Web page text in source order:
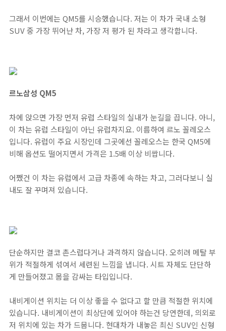
그래서 이번에는 QM5를 시승했습니다. 저는 이 차가 국내 소형
SUV 중 가장 뛰어난 차, 가장 저 평가 된 차라고 생각합니다.
르노삼성 QM5
차에 앉으면 가장 먼저 유럽 스타일의 실내가 눈길을 끕니다. 아니,
이 차는 유럽 스타일이 아닌 유럽차지요. 이름하여 르노 꼴레오스
입니다. 유럽이 주요 시장인데 그곳에선 꼴레오스는 한국 QM5에
비해 옵션도 떨어지면서 가격은 1.5배 이상 비쌉니다.
어쨌건 이 차는 유럽에서 고급 차종에 속하는 차고, 그러다보니 실
내도 잘 꾸며져 있습니다.
단순하지만 결코 촌스럽다거나 과격하지 않습니다. 오히려 메탈 부
위가 적절하게 섞여서 세련된 느낌을 냅니다. 시트 자체도 단단하
게 만들어졌고 몸을 감싸는 타입입니다.
내비게이션 위치는 더 이상 좋을 수 없다고 할 만큼 적절한 위치에
있습니다. 내비게이션이 최상단에 있어야 하는건 당연한데, 의외로
저 위치에 있는 차가 드뭅니다. 현대차가 내놓은 최신 SUV인 신형